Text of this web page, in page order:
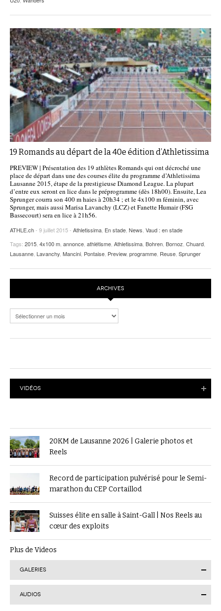
19 Romands au départ de la 40e édition d’Athletissima
PREVIEW | Présentation des 19 athlètes Romands qui ont décroché une
place de départ dans une des courses élite du programme d’Athletissima
Lausanne 2015, étape de la prestigieuse Diamond League. La plupart
d’entre eux seront en lice dans le préprogramme (dès 18h00). Ensuite, Lea
Sprunger courra son 400 m haies à 20h34 ; et le 4x100 m féminin, avec
Sprunger, mais aussi Marisa Lavanchy (LCZ) et Fanette Humair (FSG
Bassecourt) sera en lice à 21h56.
ATHLE.ch- 9 juillet 2015 - Athletissima, En stade, News, Vaud : en stade
Tags: 2015, 4x100 m, annonce, athlétisme, Athletissima, Bohren, Bornoz, Chuard,
Lausanne, Lavanchy, Mancini, Pontaise, Preview, programme, Reuse, Sprunger
ARCHIVES
Archives
VIDÉOS
20KM de Lausanne 2026 | Galerie photos et
Reels
Record de participation pulvérisé pour le Semi-
marathon du CEP Cortaillod
Suisses élite en salle à Saint-Gall | Nos Reels au
cœur des exploits
Plus de Videos
GALERIES
AUDIOS